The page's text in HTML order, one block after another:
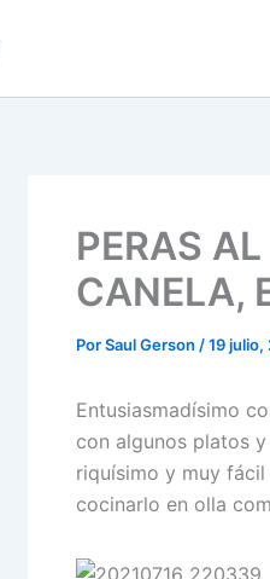
PERAS
CANELA,
PorSaul Gerson /19 julio,
Entusiasmadísimo
con algunos platos
riquísimo y muy
cocinarlo en olla